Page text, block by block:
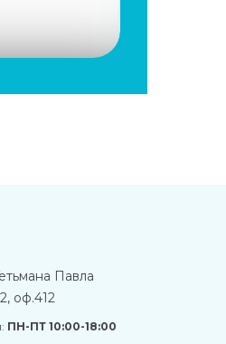
Павла
оф.412
ПН-ПТ 10:00-18:00